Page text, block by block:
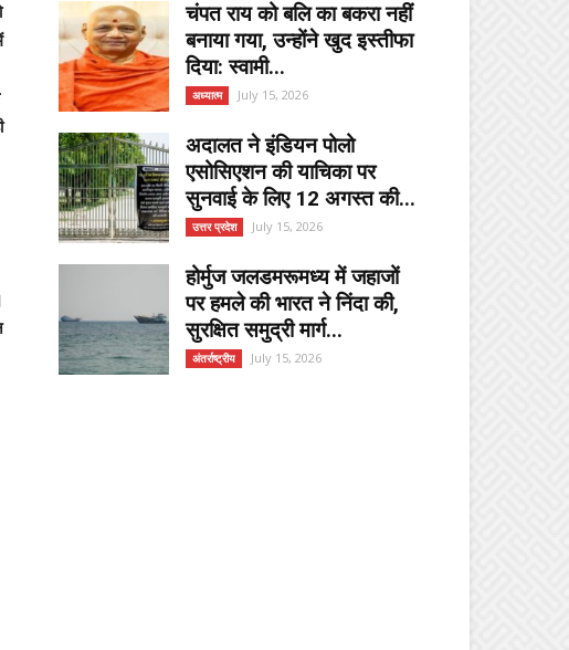
चंपत राय को बलि का बकरा नहीं
बनाया गया, उन्होंने खुद इस्तीफा
दिया: स्वामी...
अध्यात्म July 15, 2026
अदालत ने इंडियन पोलो
एसोसिएशन की याचिका पर
सुनवाई के लिए 12 अगस्त की...
उत्तर प्रदेश July 15, 2026
होर्मुज जलडमरूमध्य में जहाजों
पर हमले की भारत ने निंदा की,
सुरक्षित समुद्री मार्ग...
अंतर्राष्ट्रीय July 15, 2026